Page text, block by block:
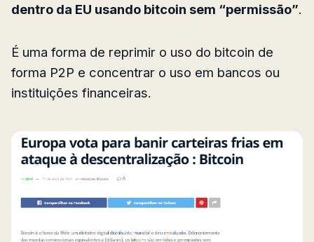
dentro da EU usando bitcoin sem “permissão”.
É uma forma de reprimir o uso do bitcoin de
forma P2P e concentrar o uso em bancos ou
instituições financeiras.